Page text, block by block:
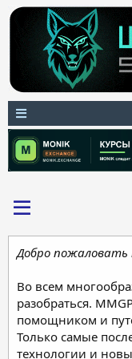
Добро
Во всем
разобраться.
помощником и
Только самые
технологии и